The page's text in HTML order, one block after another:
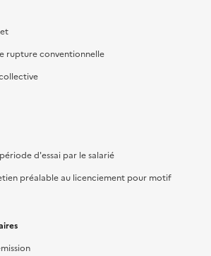
rupture conventionnelle
d'essai par le salarié
préalable au licenciement pour motif